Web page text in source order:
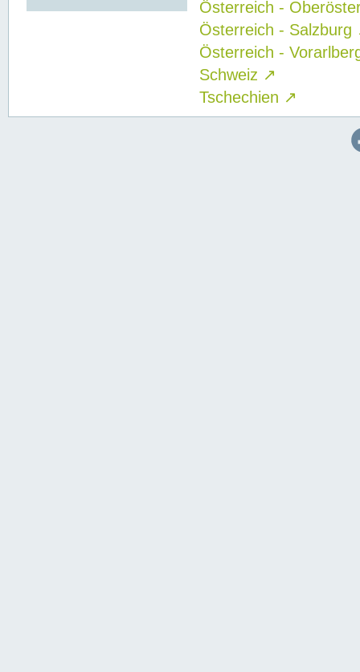
Österreich -
Österreich - Salzburg
Österreich -
Schweiz ↗
Tschechien ↗